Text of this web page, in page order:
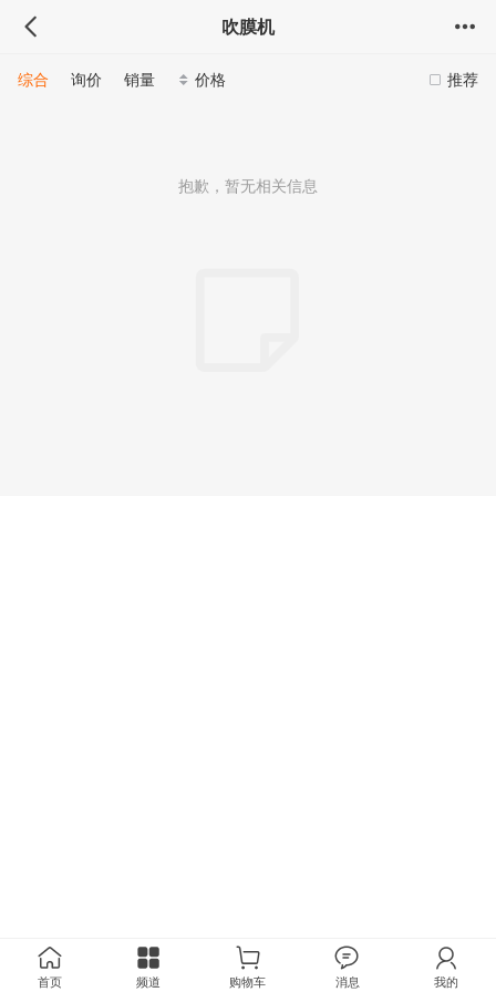
吹膜机
推荐
综合 询价 销量 价格
抱歉，暂无相关信息
首页 频道 购物车 消息 我的